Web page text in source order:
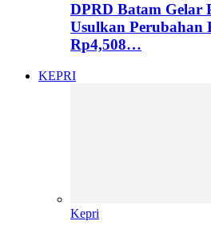
DPRD Batam Gelar
Usulkan Perubahan
Rp4,508…
KEPRI
Kepri